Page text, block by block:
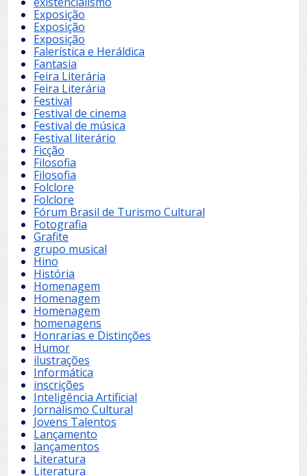
Exposição
Exposição
Exposição
Falerística e Heráldica
Fantasia
Feira Literária
Feira Literária
Festival
Festival de cinema
Festival de música
Festival literário
Ficção
Filosofia
Filosofia
Folclore
Folclore
Fórum Brasil de Turismo Cultural
Fotografia
Grafite
grupo musical
Hino
História
Homenagem
Homenagem
Homenagem
homenagens
Honrarias e Distinções
Humor
ilustrações
Informática
inscrições
Inteligência Artificial
Jornalismo Cultural
Jovens Talentos
Lançamento
lançamentos
Literatura
Literatura